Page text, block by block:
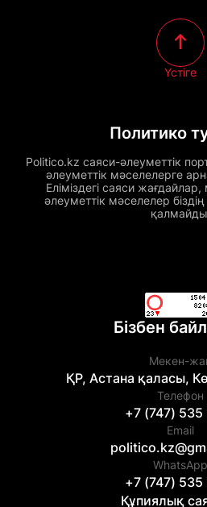
Политико
Politico.kz саяси-әлеуметтік
әлеуметтік мәселелерге
Еліміздегі саяси
әлеуметтік мәселелер
Үстіге
Бізбен
Мекен-
ҚР, Астана қаласы,
Телефон
+7 (747) 535
Email
WhatsApp
+7 (747) 535
Құпиялық